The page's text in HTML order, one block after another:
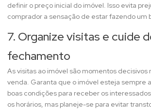
definir o preço inicial do imóvel. Isso evita
comprador a sensação de estar fazendo um
7. Organize visitas e cuide
fechamento
As visitas ao imóvel são momentos decisivos
venda. Garanta que o imóvel esteja sempre
boas condições para receber os
os horários, mas planeje-se para evitar